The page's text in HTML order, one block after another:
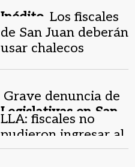
Inédito. Los fiscales
de San Juan deberán
usar chalecos
Legislativas en San
Juan.
Grave denuncia de
LLA: fiscales no
pudieron ingresar al
cierre de urnas